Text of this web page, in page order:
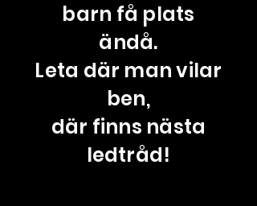
barn få plats
ändå.
Leta där man vilar
ben,
där finns nästa
ledtråd!